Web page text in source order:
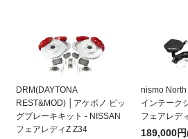
DRM(DAYTONA
REST&MOD) │アケボノ ビッ
グブレーキキット - NISSAN
フェアレディZ Z34
nismo
インテーク
フェアレデ
189,000